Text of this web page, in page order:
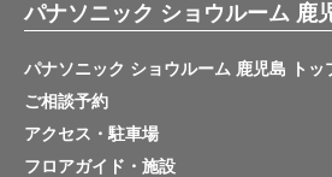
パナソニック ショウルーム 鹿
パナソニック ショウルーム 鹿児島 トッ
ご相談予約
アクセス・駐車場
フロアガイド・施設